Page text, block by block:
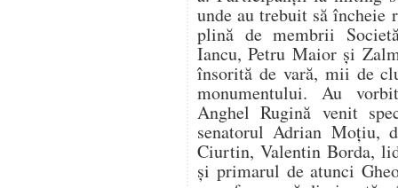
unde au trebuit să încheie
plină de membrii
Iancu, Petru Maior și
însorită de vară, mii de
monumentului. Au
Anghel Rugină venit
senatorul Adrian Moțiu,
Ciurtin, Valentin Borda,
și primarul de atunci